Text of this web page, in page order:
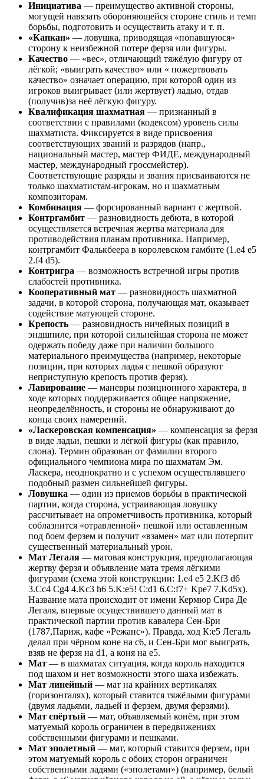
Инициатива — преимущество активной стороны,
могущей навязать обороняющейся стороне стиль и темп
борьбы, подготовить и осуществить атаку и т. п.
«Капкан» — ловушка, приводящая «попавшуюся»
сторону к неизбежной потере ферзя или фигуры.
Качество — «вес», отличающий тяжёлую фигуру от
лёгкой; «выиграть качество» или « пожертвовать
качество» означает операцию, при которой один из
игроков выигрывает (или жертвует) ладью, отдав
(получив)за неё лёгкую фигуру.
Квалификация шахматная — признанный в
соответствии с правилами (кодексом) уровень силы
шахматиста. Фиксируется в виде присвоения
соответствующих званий и разрядов (напр.,
национальный мастер, мастер ФИДЕ, международный
мастер, международный гроссмейстер).
Соответствующие разряды и звания присваиваются не
только шахматистам-игрокам, но и шахматным
композиторам.
Комбинация — форсированный вариант с жертвой.
Контргамбит — разновидность дебюта, в которой
осуществляется встречная жертва материала для
противодействия планам противника. Например,
контргамбит Фалькбеера в королевском гамбите (1.e4 e5
2.f4 d5).
Контригра — возможность встречной игры против
слабостей противника.
Кооперативный мат — разновидность шахматной
задачи, в которой сторона, получающая мат, оказывает
содействие матующей стороне.
Крепость — разновидность ничейных позиций в
эндшпиле, при которой сильнейшая сторона не может
одержать победу даже при наличии большого
материального преимущества (например, некоторые
позиции, при которых ладья с пешкой образуют
неприступную крепость против ферзя).
Лавирование — маневры позиционного характера, в
ходе которых поддерживается общее напряжение,
неопределённость, и стороны не обнаруживают до
конца своих намерений.
«Ласкеровская компенсация» — компенсация за ферзя
в виде ладьи, пешки и лёгкой фигуры (как правило,
слона). Термин образован от фамилии второго
официального чемпиона мира по шахматам Эм.
Ласкера, неоднократно и с успехом осуществлявшего
подобный размен сильнейшей фигуры.
Ловушка — один из приемов борьбы в практической
партии, когда сторона, устраивающая ловушку
рассчитывает на опрометчивость противника, который
соблазнится «отравленной» пешкой или оставленным
под боем ферзем и получит «взамен» мат или потерпит
существенный материальный урон.
Мат Легаля — матовая конструкция, предполагающая
жертву ферзя и объявление мата тремя лёгкими
фигурами (схема этой конструкции: 1.e4 e5 2.Kf3 d6
3.Cc4 Cg4 4.Kc3 h6 5.K:e5! C:d1 6.C:f7+ Kpe7 7.Kd5x).
Название мата происходит от имени Кермюр Сира Де
Легаля, впервые осуществившего данный мат в
практической партии против кавалера Сен-Бри
(1787,Париж, кафе «Режанс»). Правда, ход К:е5 Легаль
делал при чёрном коне на с6, и Сен-Бри мог выиграть,
взяв не ферзя на d1, а коня на е5.
Мат — в шахматах ситуация, когда король находится
под шахом и нет возможности этого шаха избежать.
Мат линейный — мат на крайних вертикалях
(горизонталях), который ставится тяжёлыми фигурами
(двумя ладьями, ладьей и ферзем, двумя ферзями).
Мат спёртый — мат, объявляемый конём, при этом
матуемый король ограничен в передвижениях
собственными фигурами и пешками.
Мат эполетный — мат, который ставится ферзем, при
этом матуемый король с обоих сторон ограничен
собственными ладями («эполетами») (например, белый